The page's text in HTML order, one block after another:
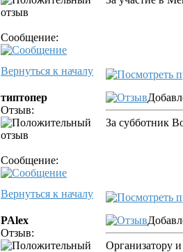
Сообщение:
Вернуться к началу
типтопер
Отзыв:
Сообщение:
За субботник
Вернуться к началу
PAlex
Отзыв:
Организатору